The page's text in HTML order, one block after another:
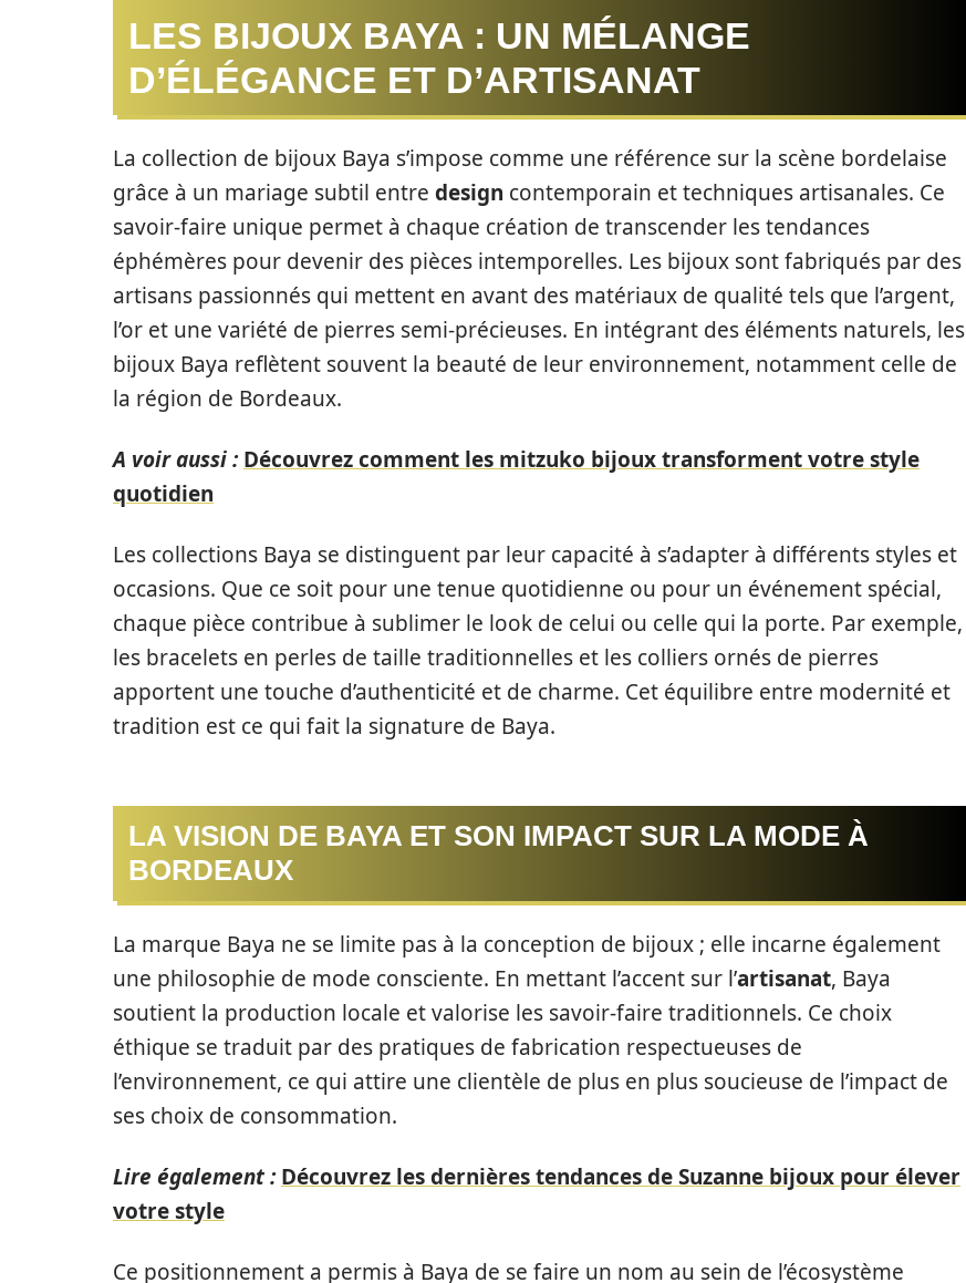
LES BIJOUX BAYA : UN MÉLANGE
D’ÉLÉGANCE ET D’ARTISANAT
La collection de bijoux Baya s’impose comme une référence sur la scène bordelaise
grâce à un mariage subtil entre design contemporain et techniques artisanales. Ce
savoir-faire unique permet à chaque création de transcender les tendances
éphémères pour devenir des pièces intemporelles. Les bijoux sont fabriqués par des
artisans passionnés qui mettent en avant des matériaux de qualité tels que l’argent,
l’or et une variété de pierres semi-précieuses. En intégrant des éléments naturels, les
bijoux Baya reflètent souvent la beauté de leur environnement, notamment celle de
la région de Bordeaux.
A voir aussi : Découvrez comment les mitzuko bijoux transforment votre style
quotidien
Les collections Baya se distinguent par leur capacité à s’adapter à différents styles et
occasions. Que ce soit pour une tenue quotidienne ou pour un événement spécial,
chaque pièce contribue à sublimer le look de celui ou celle qui la porte. Par exemple,
les bracelets en perles de taille traditionnelles et les colliers ornés de pierres
apportent une touche d’authenticité et de charme. Cet équilibre entre modernité et
tradition est ce qui fait la signature de Baya.
LA VISION DE BAYA ET SON IMPACT SUR LA MODE À
BORDEAUX
La marque Baya ne se limite pas à la conception de bijoux ; elle incarne également
une philosophie de mode consciente. En mettant l’accent sur l’artisanat, Baya
soutient la production locale et valorise les savoir-faire traditionnels. Ce choix
éthique se traduit par des pratiques de fabrication respectueuses de
l’environnement, ce qui attire une clientèle de plus en plus soucieuse de l’impact de
ses choix de consommation.
Lire également : Découvrez les dernières tendances de Suzanne bijoux pour élever
votre style
Ce positionnement a permis à Baya de se faire un nom au sein de l’écosystème